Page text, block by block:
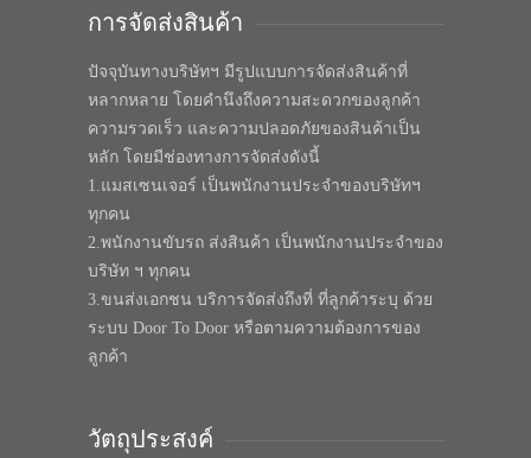
การจัดส่งสินค้า
ปัจจุบันทางบริษัทฯ มีรูปแบบการจัดส่งสินค้าที่
หลากหลาย โดยคำนึงถึงความสะดวกของลูกค้า
ความรวดเร็ว และความปลอดภัยของสินค้าเป็น
หลัก โดยมีช่องทางการจัดส่งดังนี้
1.แมสเซนเจอร์ เป็นพนักงานประจำของบริษัทฯ
ทุกคน
2.พนักงานขับรถ ส่งสินค้า เป็นพนักงานประจำของ
บริษัท ฯ ทุกคน
3.ขนส่งเอกชน บริการจัดส่งถึงที่ ที่ลูกค้าระบุ ด้วย
ระบบ Door To Door หรือตามความต้องการของ
ลูกค้า
วัตถุประสงค์